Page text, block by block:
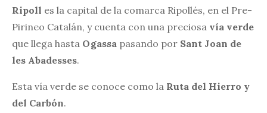
Ripoll es la capital de la comarca Ripollés, en el Pre-
Pirineo Catalán, y cuenta con una preciosa vía verde
que llega hasta Ogassa pasando por Sant Joan de
les Abadesses.
Esta vía verde se conoce como la Ruta del Hierro y
del Carbón.